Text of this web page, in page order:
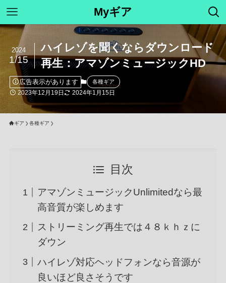
Myギア
ハイレゾを聞くならダウンロード
再生：アマゾンミュージックHD
2024
1/15
広告表示があります 各種ギア
2023年12月19日 2024年1月15日
ギア 各種ギア
目次
アマゾンミュージックUnlimitedなら最
高音質が楽しめます
ストリーミング再生では４８ｋｈｚに
ダウン
ハイレゾ対応ヘッドフォンなら音源が
良いほど良さそうです